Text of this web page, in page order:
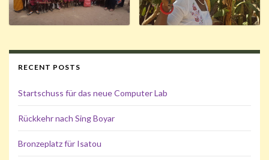
RECENT POSTS
Startschuss für das neue Computer Lab
Rückkehr nach Sing Boyar
Bronzeplatz für Isatou